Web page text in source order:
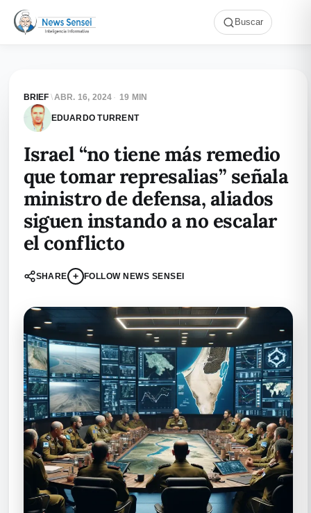
Buscar
BRIEF \ABR. 16, 2024 · 19 MIN
EDUARDO TURRENT
Israel “no tiene más remedio
que tomar represalias” señala
ministro de defensa, aliados
siguen instando a no escalar
el conflicto
SHARE + FOLLOW NEWS SENSEI